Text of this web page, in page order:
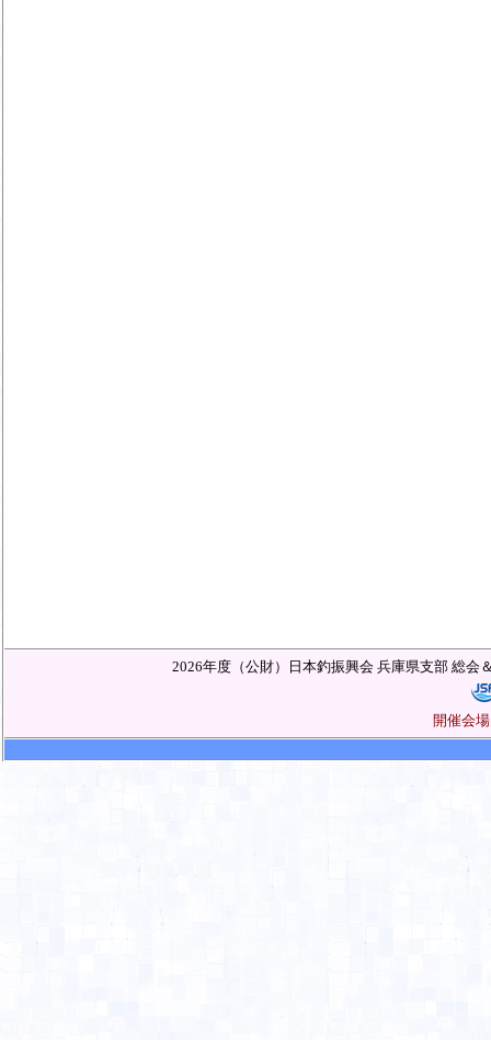
2026年度（公財）日本釣振興会 兵庫県支部 総
開催会